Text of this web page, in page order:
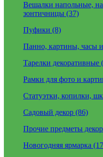
Вешалки напольные,
зонтичницы (37)
Пуфики (8)
Панно, картины, часы
Тарелки декоративные
Рамки для фото и
Статуэтки, копилки,
Садовый декор (86)
Прочие предметы
Новогодняя ярмарка